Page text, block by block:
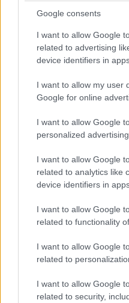
Google consents
I want to allow Google
related to advertising
device identifiers in
I want to allow my user
Google for online
I want to allow Google
personalized advertising.
I want to allow Google
related to analytics like
device identifiers in
I want to allow Google
related to functionality
I want to allow Google
related to
I want to allow Google
related to security,
στον καθορισμό νέας
5/08/2026 - 9:12μμ
Τουρκία: Νομοθετική
με το PKK, αμνηστία
αναστολή ποινών